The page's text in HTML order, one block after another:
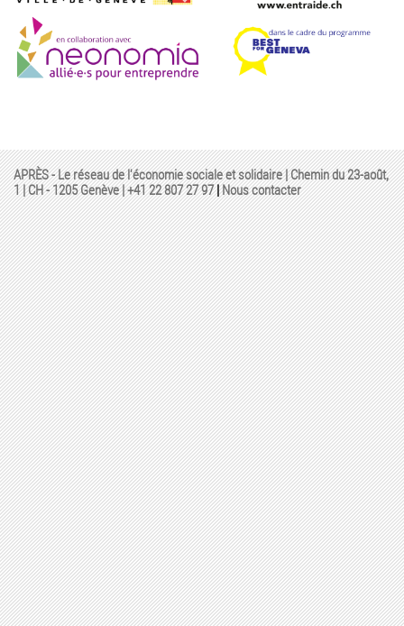
APRÈS - Le réseau de l'économie sociale et solidaire | Chemin du 23-août,
1 | CH - 1205 Genève |+41 22 807 27 97|Nous contacter